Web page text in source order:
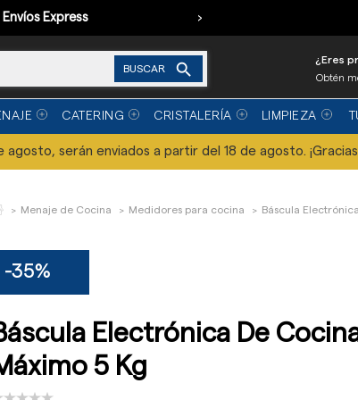
Envíos Express ›
BUSCAR 
¿Eres
Obtén
CATERING CRISTALERÍA LIMPIEZA
serán enviados a partir del 18 de agosto.
Menaje de Cocina Medidores para cocina Báscula
-35%
Electrónica De
5 Kg